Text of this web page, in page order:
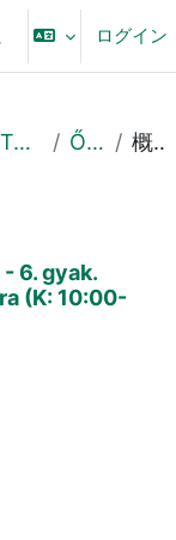
入力に切り替える
ログイン
Közigazgatási Jogi Tanszék Őszi 概要
6. gyak.
(K: 10:00-